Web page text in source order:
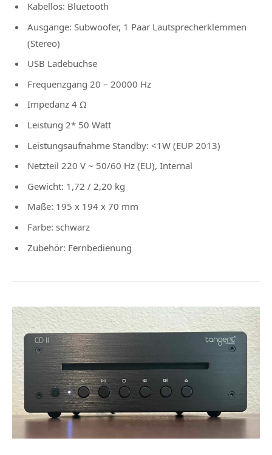
Kabellos: Bluetooth
Ausgänge: Subwoofer, 1 Paar Lautsprecherklemmen
(Stereo)
USB Ladebuchse
Frequenzgang 20 – 20000 Hz
Impedanz 4 Ω
Leistung 2* 50 Watt
Leistungsaufnahme Standby: <1W (EUP 2013)
Netzteil 220 V ~ 50/60 Hz (EU), Internal
Gewicht: 1,72 / 2,20 kg
Maße: 195 x 194 x 70 mm
Farbe: schwarz
Zubehör: Fernbedienung